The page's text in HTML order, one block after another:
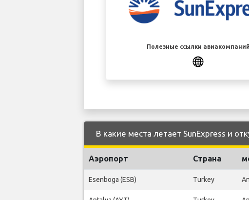
Полезные ссылки авиакомпаний
В какие места летает SunExpress и
Аэропорт Страна
Esenboga (ESB) Turkey